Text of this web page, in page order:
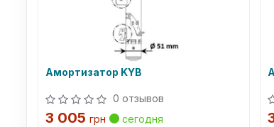
Амортизатор KYB
0 отзывов
3 005 грн
сегодня